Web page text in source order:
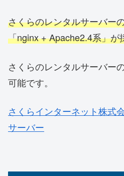
さくらのレンタルサーバー
「nginx + Apache2.4系」が
さくらのレンタルサーバー
可能です。
さくらインターネット株式
サーバー